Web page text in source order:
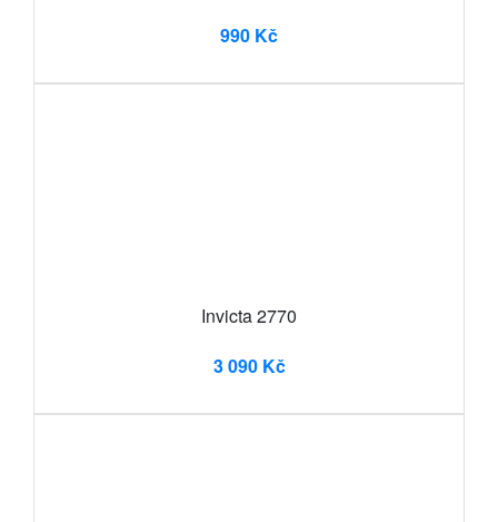
990 Kč
Invicta 2770
3 090 Kč